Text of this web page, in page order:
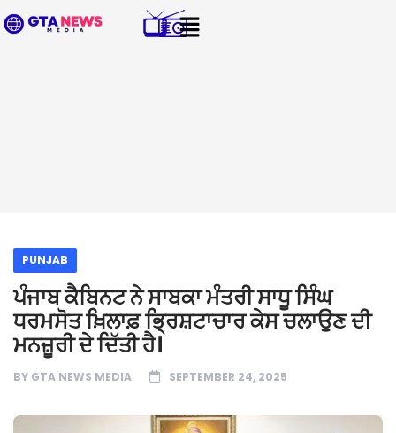
PUNJAB
ਪੰਜਾਬ ਕੈਬਿਨਟ ਨੇ ਸਾਬਕਾ ਮੰਤਰੀ ਸਾਧੂ ਸਿੰਘ
ਧਰਮਸੋਤ ਖ਼ਿਲਾਫ਼ ਭ੍ਰਿਸ਼ਟਾਚਾਰ ਕੇਸ ਚਲਾਉਣ ਦੀ
ਮਨਜ਼ੂਰੀ ਦੇ ਦਿੱਤੀ ਹੈ।
BY GTA NEWS MEDIA SEPTEMBER 24, 2025